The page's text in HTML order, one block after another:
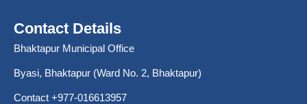
Contact Details
Bhaktapur Municipal Office
Byasi, Bhaktapur (Ward No. 2, Bhaktapur)
Contact +977-016613957